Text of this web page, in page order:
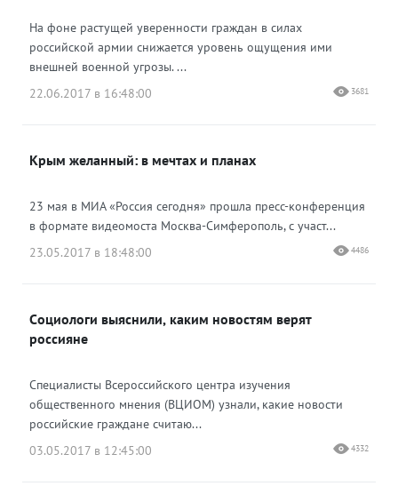
На фоне растущей уверенности граждан в силах
российской армии снижается уровень ощущения ими
внешней военной угрозы. ...
22.06.2017 в 16:48:00
3681
Крым желанный: в мечтах и планах
23 мая в МИА «Россия сегодня» прошла пресс-конференция
в формате видеомоста Москва-Симферополь, с участ...
23.05.2017 в 18:48:00
4486
Cоциологи выяснили, каким новостям верят
россияне
Специалисты Всероссийского центра изучения
общественного мнения (ВЦИОМ) узнали, какие новости
российские граждане считаю...
03.05.2017 в 12:45:00
4332